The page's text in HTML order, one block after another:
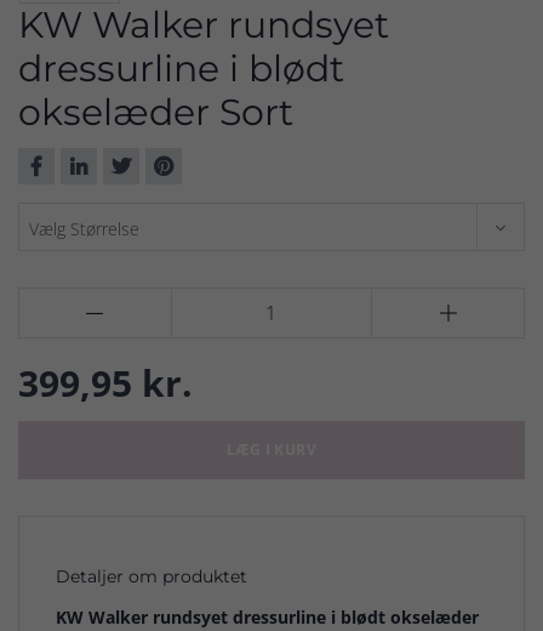
KW Walker rundsyet
dressurline i blødt
okselæder Sort
 
399,95 kr.
Detaljer om produktet
KW Walker rundsyet dressurline i blødt okselæder